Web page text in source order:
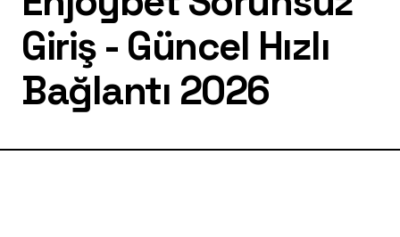
Giriş - Güncel Hızlı
Bağlantı 2026